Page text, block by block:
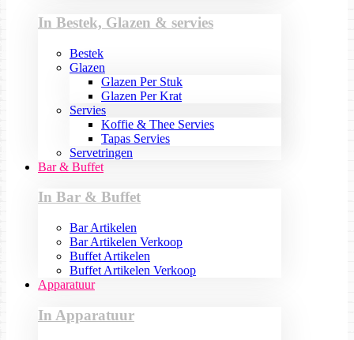
In Bestek, Glazen & servies
Bestek
Glazen
Glazen Per Stuk
Glazen Per Krat
Servies
Koffie & Thee Servies
Tapas Servies
Servetringen
Bar & Buffet
In Bar & Buffet
Bar Artikelen
Bar Artikelen Verkoop
Buffet Artikelen
Buffet Artikelen Verkoop
Apparatuur
In Apparatuur